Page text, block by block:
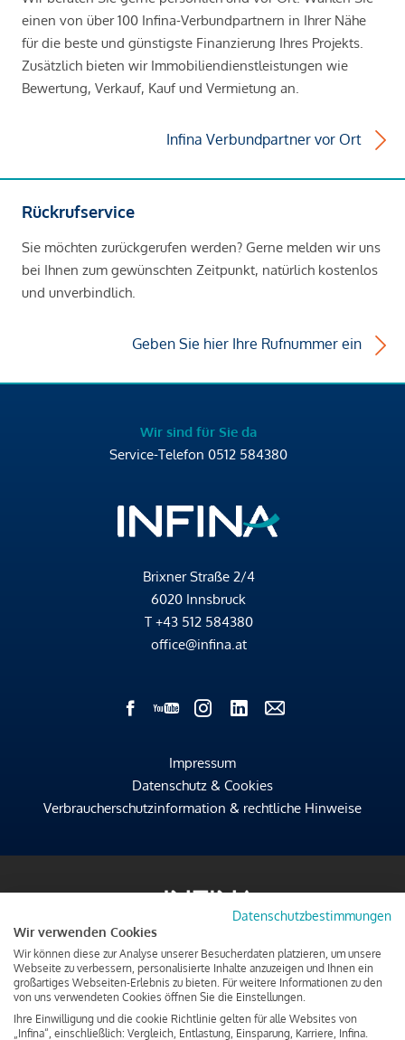
einen von über 100 Infina-Verbundpartnern in Ihrer Nähe
für die beste und günstigste Finanzierung Ihres Projekts.
Zusätzlich bieten wir Immobiliendienstleistungen wie
Bewertung, Verkauf, Kauf und Vermietung an.
Infina Verbundpartner vor Ort
Rückrufservice
Sie möchten zurückgerufen werden? Gerne melden wir uns
bei Ihnen zum gewünschten Zeitpunkt, natürlich kostenlos
und unverbindlich.
Geben Sie hier Ihre Rufnummer ein
Wir sind für Sie da
Service-Telefon 0512 584380
Brixner Straße 2/4
6020 Innsbruck
T +43 512 584380
office@infina.at
Impressum
Datenschutz & Cookies
Verbraucherschutzinformation & rechtliche Hinweise
Datenschutzbestimmungen
Wir verwenden Cookies
Wir können diese zur Analyse unserer Besucherdaten platzieren, um unsere
Webseite zu verbessern, personalisierte Inhalte anzuzeigen und Ihnen ein
großartiges Webseiten-Erlebnis zu bieten. Für weitere Informationen zu den
von uns verwendeten Cookies öffnen Sie die Einstellungen.
Ihre Einwilligung und die cookie Richtlinie gelten für alle Websites von
„Infina“, einschließlich: Vergleich, Entlastung, Einsparung, Karriere, Infina.